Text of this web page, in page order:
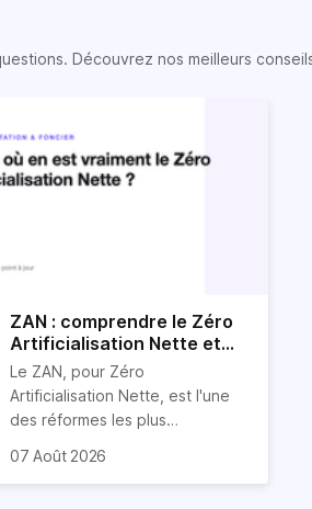
Découvrez nos meilleurs
ZAN : comprendre le Zéro
Artificialisation Nette et
son impact sur l'immobilier
Le ZAN, pour Zéro
Artificialisation Nette, est l'une
des réformes les plus
des prochaines décennies. Il
plus mal documentés en ligne.
07 Août 2026